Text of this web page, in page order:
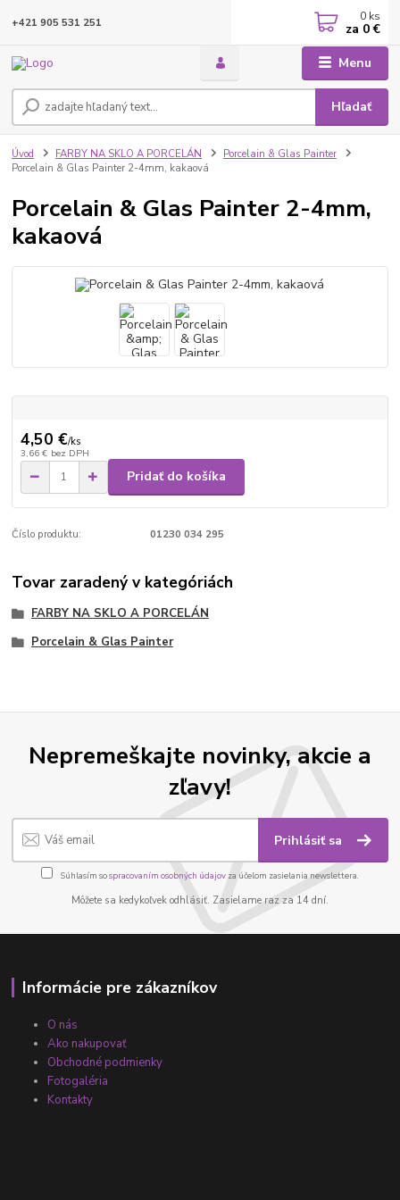
Menu
Hľadať
+421 905 531 251 0 ks
za 0 €
Úvod FARBY NA SKLO A PORCELÁN
Porcelain & Glas Painter
Porcelain & Glas Painter 2-4mm, kakaová
Porcelain & Glas Painter 2-4mm,
kakaová
4,50 €/ks
3,66 € bez DPH
Pridať do košíka
Číslo produktu: 01230 034 295
Tovar zaradený v kategóriách
FARBY NA SKLO A PORCELÁN
Porcelain & Glas Painter
Nepremeškajte novinky, akcie a
zľavy!
Prihlásiť sa
Súhlasím sospracovaním osobných údajov za účelom zasielania newslettera.
Môžete sa kedykoľvek odhlásiť. Zasielame raz za 14 dní.
Informácie pre zákazníkov
O nás
Ako nakupovať
Obchodné podmienky
Fotogaléria
Kontakty